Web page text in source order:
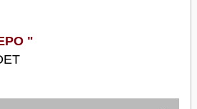
"